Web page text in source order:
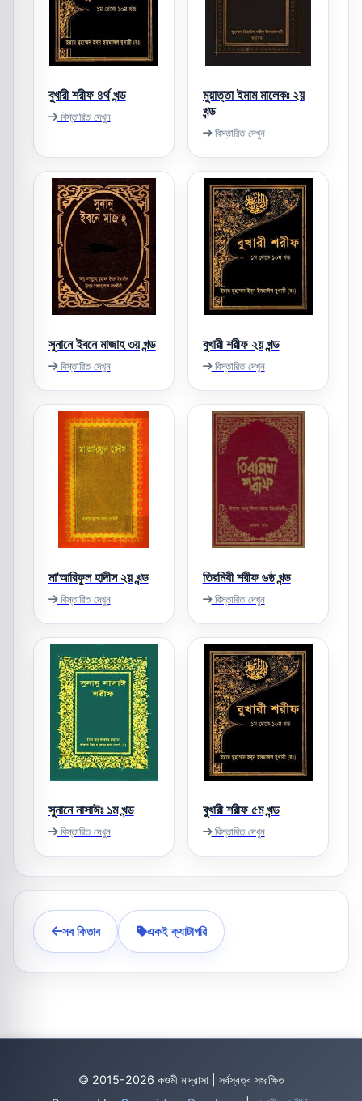
বুখারী শরীফ ৪র্থ খন্ড
বিস্তারিত দেখুন
মুয়াত্তা ইমাম মালেকঃ ২য়
খন্ড
বিস্তারিত দেখুন
সুনানে ইবনে মাজাহ ৩য় খন্ড
বিস্তারিত দেখুন
বুখারী শরীফ ২য় খন্ড
বিস্তারিত দেখুন
মা'আরিফুল হাদীস ২য় খন্ড
বিস্তারিত দেখুন
তিরমিযী শরীফ ৬ষ্ঠ খন্ড
বিস্তারিত দেখুন
সুনানে নাসাঈঃ ১ম খন্ড
বিস্তারিত দেখুন
বুখারী শরীফ ৫ম খন্ড
বিস্তারিত দেখুন
সব কিতাব একই ক্যাটাগরি
© 2015-2026 কওমী মাদ্রাসা | সর্বস্বত্ব সংরক্ষিত